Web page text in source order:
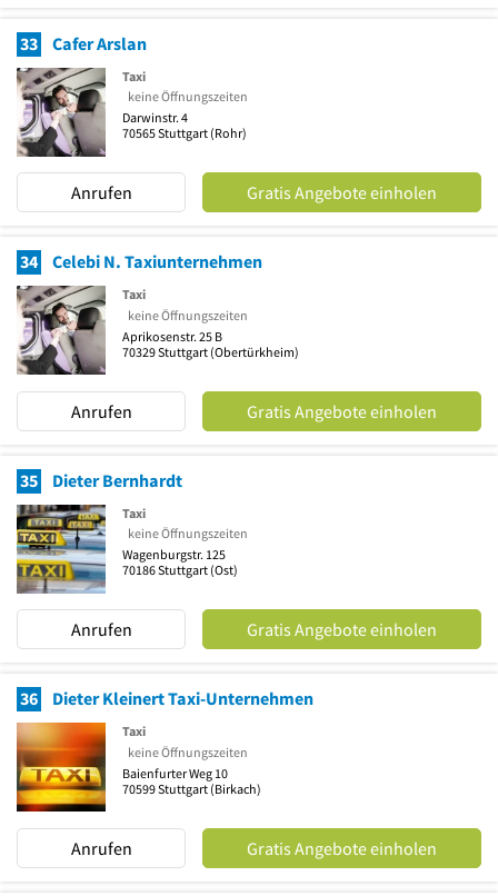
33 Cafer Arslan
Taxi
keine Öffnungszeiten
Darwinstr. 4
70565Stuttgart (Rohr)
Anrufen Gratis Angebote einholen
34 Celebi N. Taxiunternehmen
Taxi
keine Öffnungszeiten
Aprikosenstr. 25 B
70329Stuttgart (Obertürkheim)
Anrufen Gratis Angebote einholen
35 Dieter Bernhardt
Taxi
keine Öffnungszeiten
Wagenburgstr. 125
70186Stuttgart (Ost)
Anrufen Gratis Angebote einholen
36 Dieter Kleinert Taxi-Unternehmen
Taxi
keine Öffnungszeiten
Baienfurter Weg 10
70599Stuttgart (Birkach)
Anrufen Gratis Angebote einholen